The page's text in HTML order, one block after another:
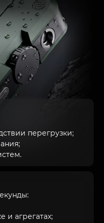
перегрузки;
и агрегатах;